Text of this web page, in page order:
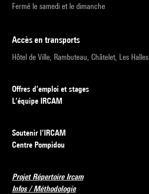
Fermé le samedi et le dimanche
accès en transports
Hôtel de Ville, Rambuteau, Châtelet, Les Halles
Offres d’emploi et stages
L’équipe IRCAM
Soutenir l’IRCAM
Centre Pompidou
Projet Répertoire Ircam
Infos / Méthodologie